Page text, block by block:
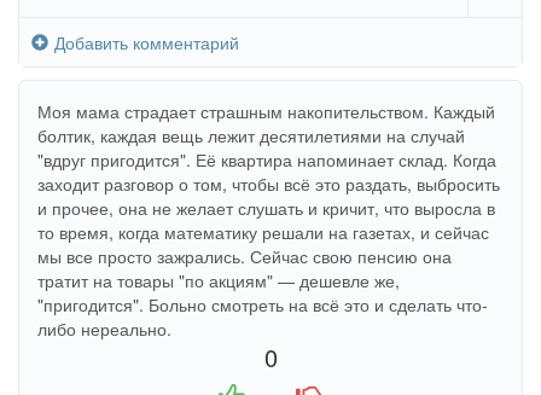
Добавить комментарий
Моя мама страдает страшным накопительством. Каждый
болтик, каждая вещь лежит десятилетиями на случай
"вдруг пригодится". Её квартира напоминает склад. Когда
заходит разговор о том, чтобы всё это раздать, выбросить
и прочее, она не желает слушать и кричит, что выросла в
то время, когда математику решали на газетах, и сейчас
мы все просто зажрались. Сейчас свою пенсию она
тратит на товары "по акциям" — дешевле же,
"пригодится". Больно смотреть на всё это и сделать что-
либо нереально.
0